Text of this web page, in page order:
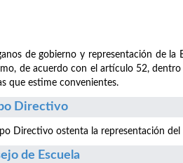
de gobierno y representación de
de acuerdo con el artículo 52, dentro
que estime convenientes.
Directivo
Directivo ostenta la representación
de Escuela